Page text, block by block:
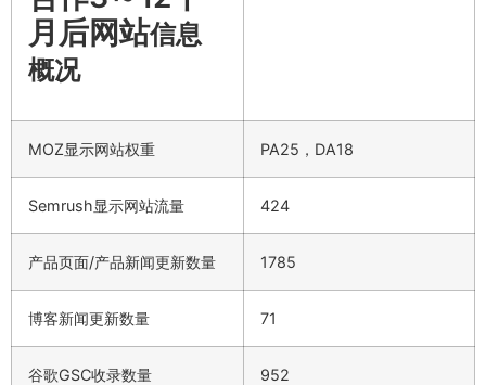
月后网站信息
概况
MOZ显示网站权重 PA25，DA18
Semrush显示网站流量 424
产品页面/产品新闻更新数量 1785
博客新闻更新数量 71
谷歌GSC收录数量 952